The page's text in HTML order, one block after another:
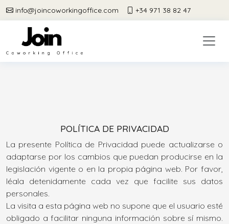
info@joincoworkingoffice.com +34 971 38 82 47
POLÍTICA DE PRIVACIDAD
La presente Política de Privacidad puede actualizarse o
adaptarse por los cambios que puedan producirse en la
legislación vigente o en la propia página web. Por favor,
léala detenidamente cada vez que facilite sus datos
personales.
La visita a esta página web no supone que el usuario esté
obligado a facilitar ninguna información sobre sí mismo.